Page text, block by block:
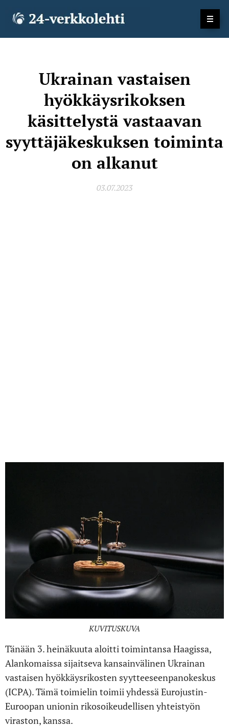
Ukrainan vastaisen
hyökkäysrikoksen
käsittelystä vastaavan
syyttäjäkeskuksen toiminta
on alkanut
03.07.2023
KUVITUSKUVA
Tänään 3. heinäkuuta aloitti toimintansa Haagissa,
Alankomaissa sijaitseva kansainvälinen Ukrainan
vastaisen hyökkäysrikosten syytteeseenpanokeskus
(ICPA). Tämä toimielin toimii yhdessä Eurojustin-
Euroopan unionin rikosoikeudellisen yhteistyön
viraston, kanssa.